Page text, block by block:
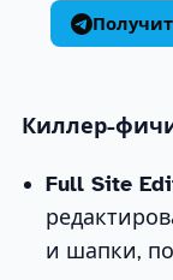
Киллер-
Full Site
и шапки,